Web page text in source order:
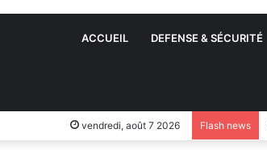
ACCUEIL DEFENSE & SÉCURITÉ
vendredi, août 7 2026 Flash news